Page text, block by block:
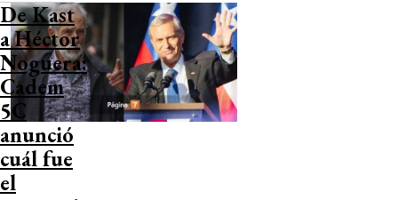
De Kast
a Héctor
Noguera:
Cadem
5C
anunció
cuál fue
el